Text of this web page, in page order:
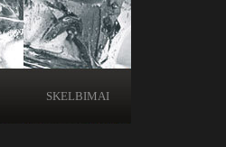
SKELBIMAI